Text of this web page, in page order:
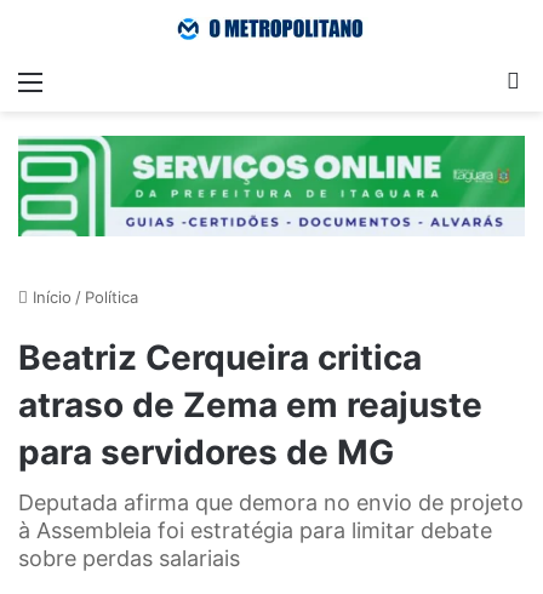
Menu
Início / Política
Beatriz Cerqueira critica
atraso de Zema em reajuste
para servidores de MG
Deputada afirma que demora no envio de projeto
à Assembleia foi estratégia para limitar debate
sobre perdas salariais